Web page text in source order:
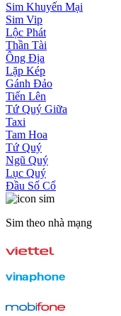
Sim Khuyến Mại
Sim Vip
Lộc Phát
Thần Tài
Ông Địa
Lặp Kép
Gánh Đảo
Tiến Lên
Tứ Quý Giữa
Taxi
Tam Hoa
Tứ Quý
Ngũ Quý
Lục Quý
Đầu Số Cổ
Sim theo nhà mạng